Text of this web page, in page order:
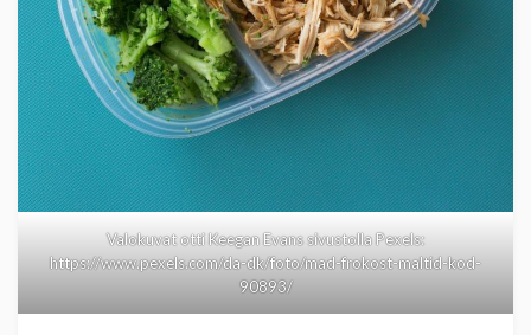
Valokuvat otti Keegan Evans sivustolla Pexels:
https://www.pexels.com/da-dk/foto/mad-frokost-maltid-kod-
90893/